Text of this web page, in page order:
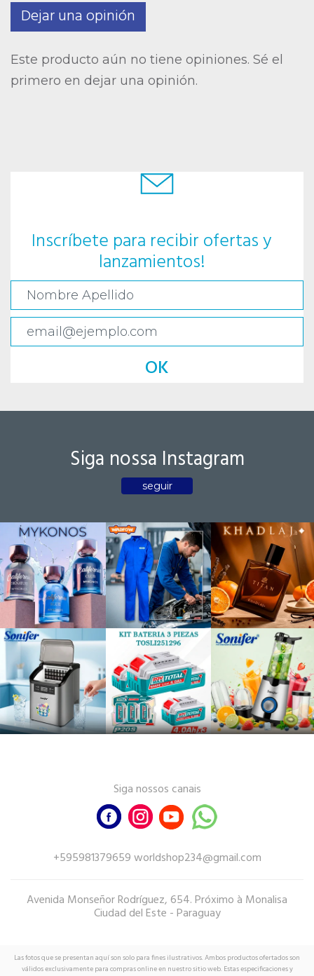
Dejar una opinión
Este producto aún no tiene opiniones. Sé el
primero en dejar una opinión.
Inscríbete para recibir ofertas y
lanzamientos!
OK
Siga nossa Instagram
seguir
Siga nossos canais
+595981379659 worldshop234@gmail.com
Avenida Monseñor Rodríguez, 654. Próximo à Monalisa
Ciudad del Este - Paraguay
Las fotos que se presentan aquí son solo para fines ilustrativos. Ambos productos ofertados son
válidos exclusivamente para compras online en nuestro sitio web. Estas especificaciones y